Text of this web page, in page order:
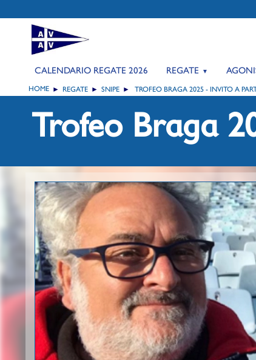
CALENDARIO REGATE 2026 REGATE
HOME REGATE SNIPE TROFEO BRAGA 2025 - INVITO A
Trofeo Braga